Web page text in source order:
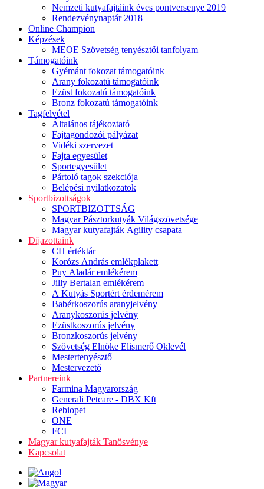
Nemzeti kutyafajtáink éves pontversenye 2019
Rendezvénynaptár 2018
Online Champion
Képzések
MEOE Szövetség tenyésztői tanfolyam
Támogatóink
Gyémánt fokozat támogatóink
Arany fokozatú támogatóink
Ezüst fokozatú támogatóink
Bronz fokozatú támogatóink
Tagfelvétel
Általános tájékoztató
Fajtagondozói pályázat
Vidéki szervezet
Fajta egyesület
Sportegyesület
Pártoló tagok szekciója
Belépési nyilatkozatok
Sportbizottságok
SPORTBIZOTTSÁG
Magyar Pásztorkutyák Világszövetsége
Magyar kutyafajták Agility csapata
Díjazottaink
CH értéktár
Korózs András emlékplakett
Puy Aladár emlékérem
Jilly Bertalan emlékérem
A Kutyás Sportért érdemérem
Babérkoszorús aranyjelvény
Aranykoszorús jelvény
Ezüstkoszorús jelvény
Bronzkoszorús jelvény
Szövetség Elnöke Elismerő Oklevél
Mestertenyésztő
Mestervezető
Partnereink
Farmina Magyarország
Generali Petcare - DBX Kft
Rebiopet
ONE
FCI
Magyar kutyafajták Tanösvénye
Kapcsolat